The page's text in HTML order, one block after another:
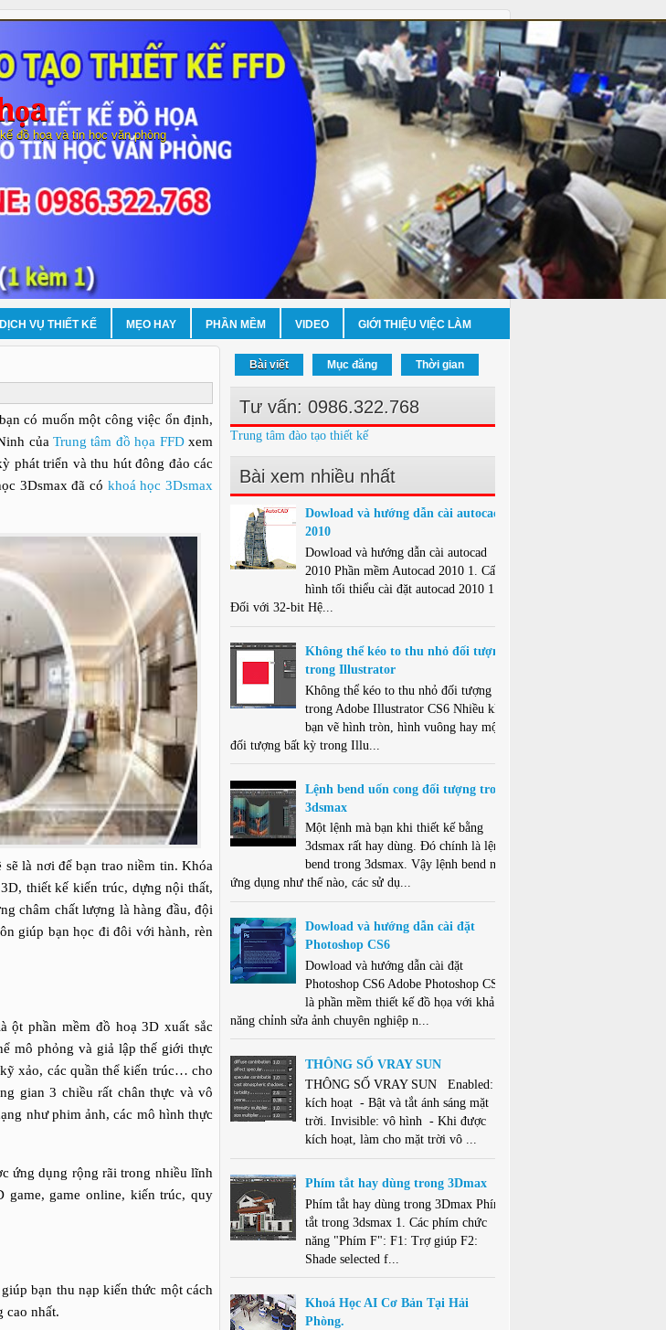
đồ họa và tin học văn phòng
DỊCH VỤ THIẾT KẾ MẸO HAY PHẦN MỀM VIDEO GIỚI THIỆU VIỆC LÀM
có muốn một công việc ổn định,
của Trung tâm đồ họa FFDxem
phát triển và thu hút đông đảo các
3Dsmax đã có khoá học 3Dsmax
là nơi để bạn trao niềm tin. Khóa
thiết kế kiến trúc, dựng nội thất,
châm chất lượng là hàng đầu, đội
giúp bạn học đi đôi với hành, rèn
phần mềm đồ hoạ 3D xuất sắc
mô phỏng và giả lập thế giới thực
xảo, các quần thể kiến trúc… cho
gian 3 chiều rất chân thực và vô
như phim ảnh, các mô hình thực
ứng dụng rộng rãi trong nhiều lĩnh
game online, kiến trúc, quy
bạn thu nạp kiến thức một cách
cao nhất.
Bài viết Mục đăng Thời gian
Tư vấn: 0986.322.768
Trung tâm đào tạo thiết kế
Bài xem nhiều nhất
Dowload và hướng dẫn cài autocad
2010
Dowload và hướng dẫn cài autocad
2010 Phần mềm Autocad 2010 1. Cấu
hình tối thiểu cài đặt autocad 2010 1.1.
Đối với 32-bit Hệ...
Không thể kéo to thu nhỏ đối tượng
trong Illustrator
Không thể kéo to thu nhỏ đối tượng
trong Adobe Illustrator CS6 Nhiều khi
bạn vẽ hình tròn, hình vuông hay một
đối tượng bất kỳ trong Illu...
Lệnh bend uốn cong đối tượng trong
3dsmax
Một lệnh mà bạn khi thiết kế bằng
3dsmax rất hay dùng. Đó chính là lệnh
bend trong 3dsmax. Vậy lệnh bend này
ứng dụng như thế nào, các sử dụ...
Dowload và hướng dẫn cài đặt
Photoshop CS6
Dowload và hướng dẫn cài đặt
Photoshop CS6 Adobe Photoshop CS6
là phần mềm thiết kế đồ họa với khả
năng chỉnh sửa ảnh chuyên nghiệp n...
THÔNG SỐ VRAY SUN
THÔNG SỐ VRAY SUN Enabled:
kích hoạt - Bật và tắt ánh sáng mặt
trời. Invisible: vô hình - Khi được
kích hoạt, làm cho mặt trời vô ...
Phím tắt hay dùng trong 3Dmax
Phím tắt hay dùng trong 3Dmax Phím
tắt trong 3dsmax 1. Các phím chức
năng "Phím F": F1: Trợ giúp F2:
Shade selected f...
Khoá Học AI Cơ Bản Tại Hải
Phòng.